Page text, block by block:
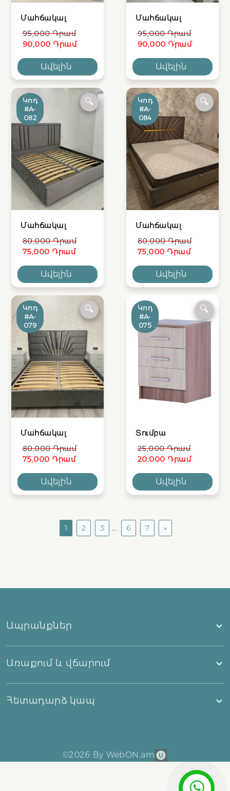
Մահճակալ
95,000 Դրամ
90,000 Դրամ
Ավելին
Մահճակալ
95,000 Դրամ
90,000 Դրամ
Ավելին
🔍
Կոդ
#A-
082
Մահճակալ
80,000 Դրամ
75,000 Դրամ
Ավելին
🔍
Կոդ
#A-
084
Մահճակալ
80,000 Դրամ
75,000 Դրամ
Ավելին
🔍
Կոդ
#A-
079
Մահճակալ
80,000 Դրամ
75,000 Դրամ
Ավելին
🔍
Կոդ
#A-
075
Տումբա
25,000 Դրամ
20,000 Դրամ
Ավելին
1 2 3 ... 6 7 »
Ապրանքներ
Առաքում և վճարում
Հետադարձ կապ
©2026 By WebON.am